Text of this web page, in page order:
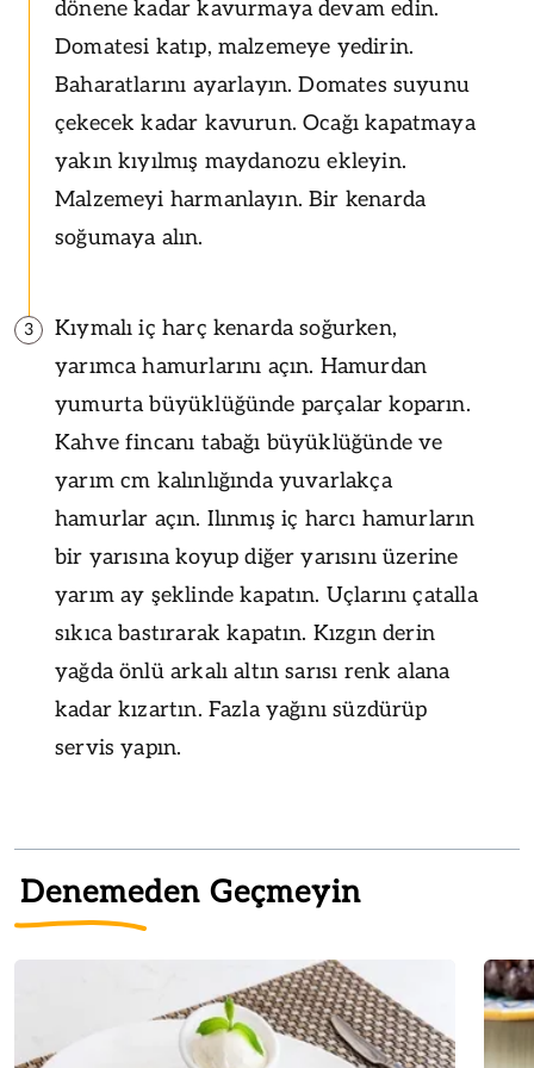
dönene kadar kavurmaya devam edin.
Domatesi katıp, malzemeye yedirin.
Baharatlarını ayarlayın. Domates suyunu
çekecek kadar kavurun. Ocağı kapatmaya
yakın kıyılmış maydanozu ekleyin.
Malzemeyi harmanlayın. Bir kenarda
soğumaya alın.
3
Kıymalı iç harç kenarda soğurken,
yarımca hamurlarını açın. Hamurdan
yumurta büyüklüğünde parçalar koparın.
Kahve fincanı tabağı büyüklüğünde ve
yarım cm kalınlığında yuvarlakça
hamurlar açın. Ilınmış iç harcı hamurların
bir yarısına koyup diğer yarısını üzerine
yarım ay şeklinde kapatın. Uçlarını çatalla
sıkıca bastırarak kapatın. Kızgın derin
yağda önlü arkalı altın sarısı renk alana
kadar kızartın. Fazla yağını süzdürüp
servis yapın.
Denemeden Geçmeyin